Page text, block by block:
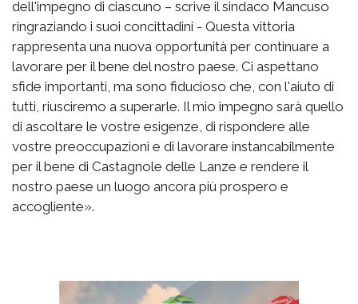
dell'impegno di ciascuno – scrive il sindaco Mancuso
ringraziando i suoi concittadini - Questa vittoria
rappresenta una nuova opportunità per continuare a
lavorare per il bene del nostro paese. Ci aspettano
sfide importanti, ma sono fiducioso che, con l'aiuto di
tutti, riusciremo a superarle. Il mio impegno sarà quello
di ascoltare le vostre esigenze, di rispondere alle
vostre preoccupazioni e di lavorare instancabilmente
per il bene di Castagnole delle Lanze e rendere il
nostro paese un luogo ancora più prospero e
accogliente».